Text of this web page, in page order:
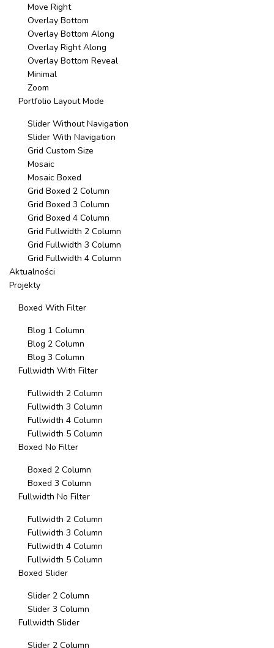
Move Right
Overlay Bottom
Overlay Bottom Along
Overlay Right Along
Overlay Bottom Reveal
Minimal
Zoom
Portfolio Layout Mode
Slider Without Navigation
Slider With Navigation
Grid Custom Size
Mosaic
Mosaic Boxed
Grid Boxed 2 Column
Grid Boxed 3 Column
Grid Boxed 4 Column
Grid Fullwidth 2 Column
Grid Fullwidth 3 Column
Grid Fullwidth 4 Column
Aktualności
Projekty
Boxed With Filter
Blog 1 Column
Blog 2 Column
Blog 3 Column
Fullwidth With Filter
Fullwidth 2 Column
Fullwidth 3 Column
Fullwidth 4 Column
Fullwidth 5 Column
Boxed No Filter
Boxed 2 Column
Boxed 3 Column
Fullwidth No Filter
Fullwidth 2 Column
Fullwidth 3 Column
Fullwidth 4 Column
Fullwidth 5 Column
Boxed Slider
Slider 2 Column
Slider 3 Column
Fullwidth Slider
Slider 2 Column